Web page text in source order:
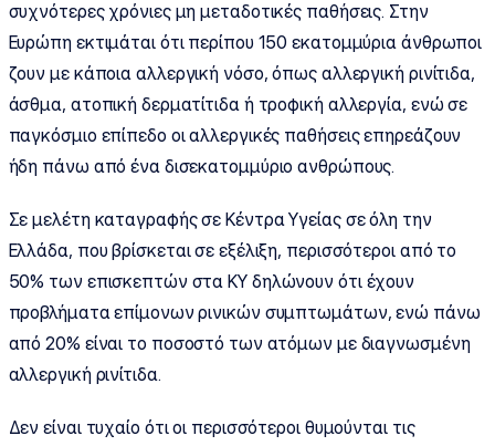
συχνότερες χρόνιες μη μεταδοτικές παθήσεις. Στην
Ευρώπη εκτιμάται ότι περίπου 150 εκατομμύρια άνθρωποι
ζουν με κάποια αλλεργική νόσο, όπως αλλεργική ρινίτιδα,
άσθμα, ατοπική δερματίτιδα ή τροφική αλλεργία, ενώ σε
παγκόσμιο επίπεδο οι αλλεργικές παθήσεις επηρεάζουν
ήδη πάνω από ένα δισεκατομμύριο ανθρώπους.
Σε μελέτη καταγραφής σε Κέντρα Υγείας σε όλη την
Ελλάδα, που βρίσκεται σε εξέλιξη, περισσότεροι από το
50% των επισκεπτών στα ΚΥ δηλώνουν ότι έχουν
προβλήματα επίμονων ρινικών συμπτωμάτων, ενώ πάνω
από 20% είναι το ποσοστό των ατόμων με διαγνωσμένη
αλλεργική ρινίτιδα.
Δεν είναι τυχαίο ότι οι περισσότεροι θυμούνται τις